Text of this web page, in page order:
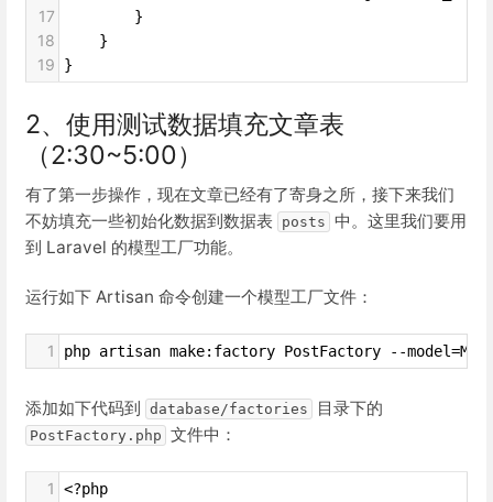
17
        }
18
    }
19 }
2、使用测试数据填充文章表
（2:30~5:00）
有了第一步操作，现在文章已经有了寄身之所，接下来我们
不妨填充一些初始化数据到数据表 posts 中。这里我们要用
到 Laravel 的模型工厂功能。
运行如下 Artisan 命令创建一个模型工厂文件：
1 php artisan make:factory PostFactory --
添加如下代码到 database/factories 目录下的
PostFactory.php 文件中：
1 <?php